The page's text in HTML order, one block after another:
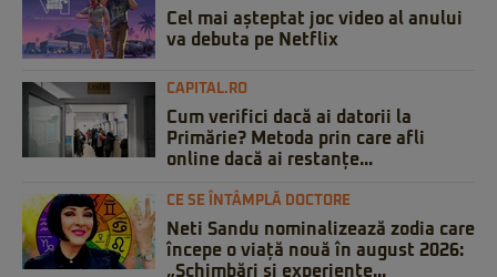
Cel mai așteptat joc video al anului
va debuta pe Netflix
CAPITAL.RO
Cum verifici dacă ai datorii la
Primărie? Metoda prin care afli
online dacă ai restanțe...
CE SE ÎNTÂMPLĂ DOCTORE
Neti Sandu nominalizează zodia care
începe o viață nouă în august 2026:
„Schimbări și experiențe...